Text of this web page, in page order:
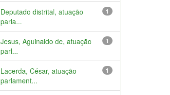
1
Deputado distrital, atuação
parla...
1
Jesus, Aguinaldo de, atuação
parl...
1
Lacerda, César, atuação
parlament...